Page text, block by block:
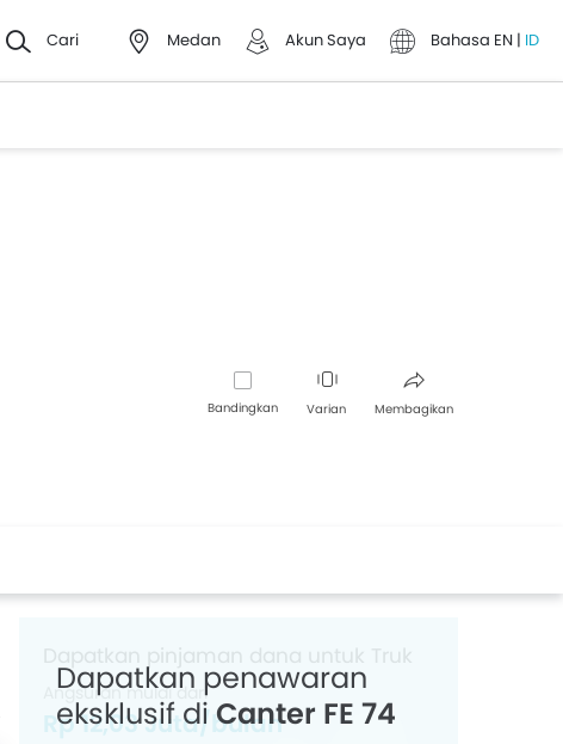
Cari Medan Akun Saya Bahasa EN | ID
Bandingkan Varian Membagikan
Dapatkan penawaran
eksklusif diCanter FE 74